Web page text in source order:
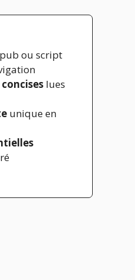
ou script
lues
unique en